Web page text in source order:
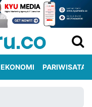
EKONOMI PARIWISATA